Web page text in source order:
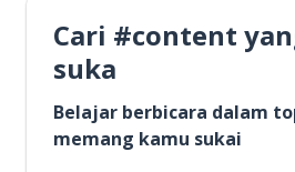
Cari #content
suka
Belajar berbicara dalam
memang kamu sukai